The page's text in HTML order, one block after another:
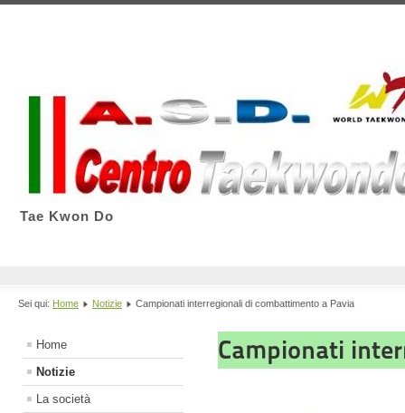
Tae Kwon Do
Sei qui: Home Notizie Campionati interregionali di combattimento a Pavia
Home
Notizie
La società
Campionati